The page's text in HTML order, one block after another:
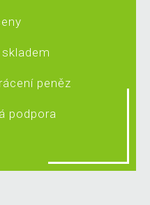
peněz
podpora